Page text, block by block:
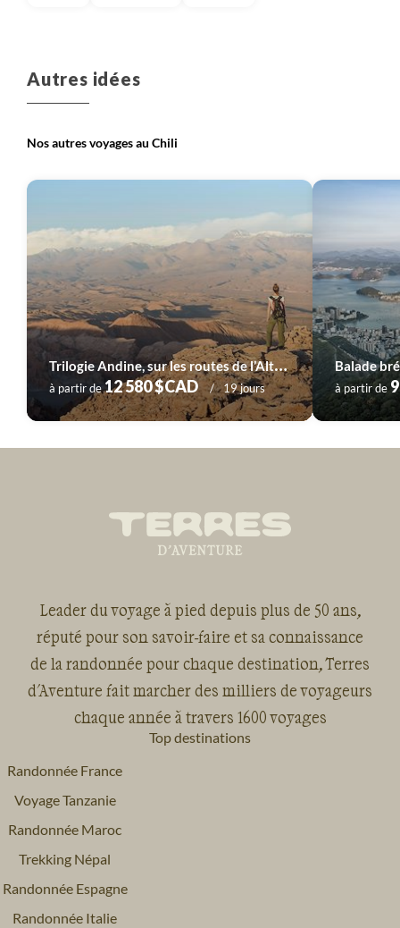
Autres idées
Nos autres voyages au Chili
T
rilogie Andine, sur les routes de l’Altiplano
à partir de12 580 $CAD 19 jours
Balade
à partir de
Leader du voyage à pied depuis plus de 50 ans,
réputé pour son savoir-faire et sa connaissance
de la randonnée pour chaque destination, Terres
d'Aventure fait marcher des milliers de voyageurs
chaque année à travers 1600 voyages
Top destinations
Randonnée France
Voyage Tanzanie
Randonnée Maroc
Trekking Népal
Randonnée Espagne
Randonnée Italie